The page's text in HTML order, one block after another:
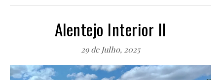
Alentejo Interior II
29 de Julho, 2025